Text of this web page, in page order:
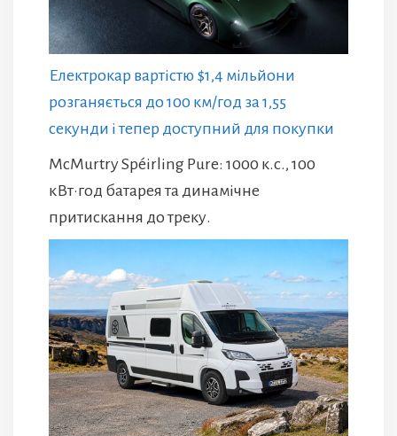
Електрокар вартістю $1,4 мільйони
розганяється до 100 км/год за 1,55
секунди і тепер доступний для покупки
McMurtry Spéirling Pure: 1000 к.с., 100
кВт·год батарея та динамічне
притискання до треку.